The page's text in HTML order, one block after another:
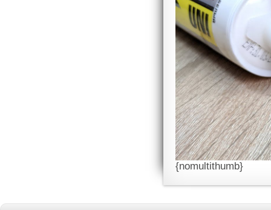
{nomultithumb}